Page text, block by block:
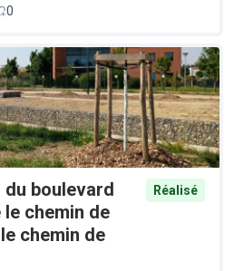
0
boulevard
chemin de
chemin de
Réalisé